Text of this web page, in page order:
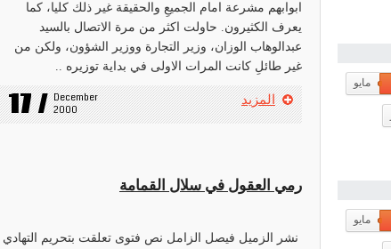
ابوابهم مشرعة امام الجميعِ والحقيقة غير ذلك كليا، كما
يعرف الكثيرون. حاولت اكثر من مرة الاتصال بالسيد
عبدالوهاب الوزان، وزير التجارة ووزير الشؤون، ولكن من
غير طائلِ كانت المرات الاولى في بداية توزيره ..
17 / December
2000
المزيد
رمي العقول في سلال القمامة
نشر الزميل فيصل الزامل نص فتوى تعلقت بتحريم التهادي
مايو
مايو